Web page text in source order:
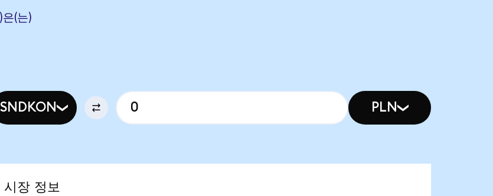
은(는)
SNDKON PLN
장 정보